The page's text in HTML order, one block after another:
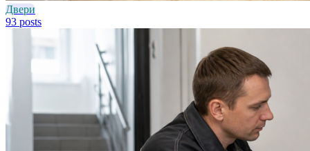
Двери
93 posts